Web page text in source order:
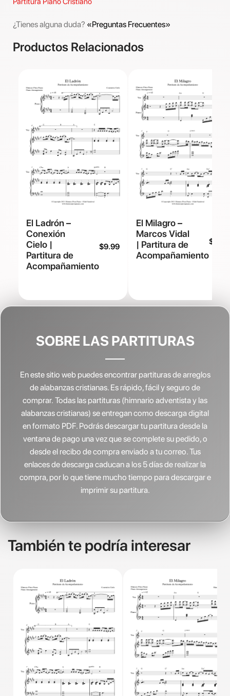
¿Tienes alguna duda? «Preguntas Frecuentes»
Productos Relacionados
El Ladrón –
Conexión
Cielo |
Partitura de
Acompañamiento
$9.99
El Milagro –
Marcos Vidal
| Partitura de
Acompañamiento
$
SOBRE LAS PARTITURAS
En este sitio web puedes encontrar partituras de arreglos
de alabanzas cristianas. Es rápido, fácil y seguro de
comprar. Todas las partituras (himnario adventista y las
alabanzas cristianas) se entregan como descarga digital
en formato PDF. Podrás descargar tu partitura desde la
ventana de pago una vez que se complete su pedido, o
desde el recibo de compra enviado a tu correo. Tus
enlaces de descarga caducan a los 5 días de realizar la
compra, por lo que tiene mucho tiempo para descargar e
imprimir su partitura.
También te podría interesar